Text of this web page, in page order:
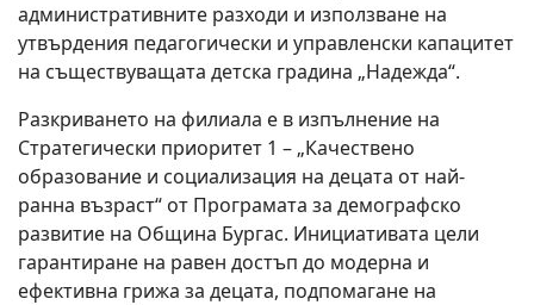
административните разходи и използване на
утвърдения педагогически и управленски капацитет
на съществуващата детска градина „Надежда“.
Разкриването на филиала е в изпълнение на
Стратегически приоритет 1 – „Качествено
образование и социализация на децата от най-
ранна възраст“ от Програмата за демографско
развитие на Община Бургас. Инициативата цели
гарантиране на равен достъп до модерна и
ефективна грижа за децата, подпомагане на